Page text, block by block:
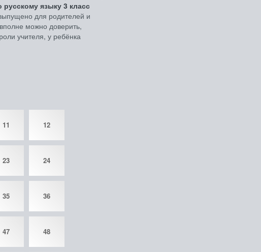
русскому языку 3 класс
для родителей и
можно доверить,
учителя, у ребёнка
11 12
23 24
35 36
47 48